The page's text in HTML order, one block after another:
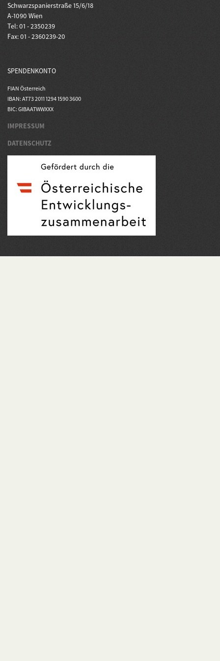
Schwarzspanierstraße 15/6/18
A-1090 Wien
Tel: 01 - 2350239
Fax: 01 - 2360239-20
SPENDENKONTO
FIAN Österreich
IBAN: AT73 2011 1294 1590 3600
BIC: GIBAATWWXXX
IMPRESSUM
DATENSCHUTZ